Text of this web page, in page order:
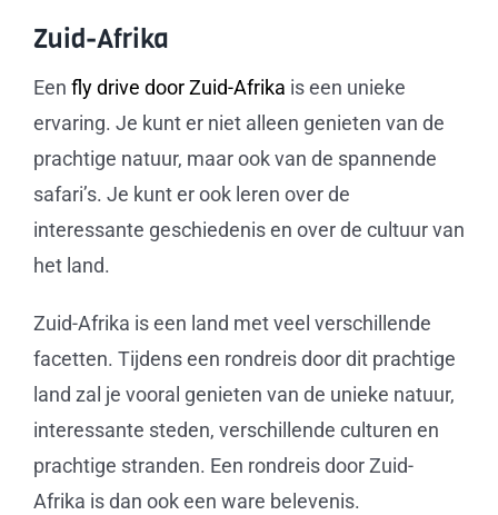
Zuid-Afrika
Een fly drive door Zuid-Afrika is een unieke
ervaring. Je kunt er niet alleen genieten van de
prachtige natuur, maar ook van de spannende
safari’s. Je kunt er ook leren over de
interessante geschiedenis en over de cultuur van
het land.
Zuid-Afrika is een land met veel verschillende
facetten. Tijdens een rondreis door dit prachtige
land zal je vooral genieten van de unieke natuur,
interessante steden, verschillende culturen en
prachtige stranden. Een rondreis door Zuid-
Afrika is dan ook een ware belevenis.